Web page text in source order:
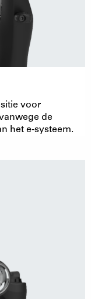
voor
de
het e-systeem.